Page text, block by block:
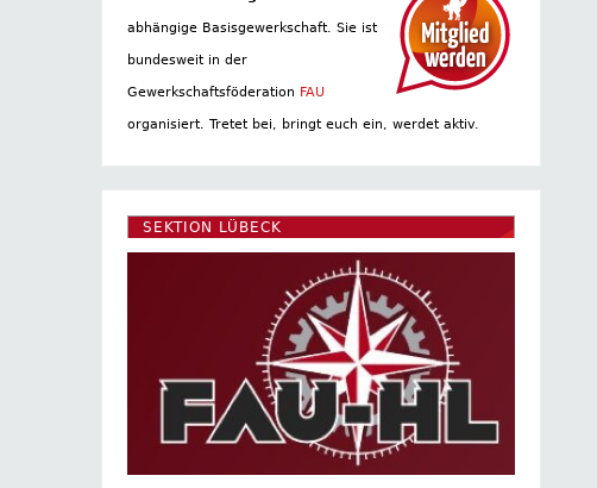
abhängige Basis­gewerkschaft. Sie ist
bundesweit in der
Gewerkschaftsföderation FAU
organisiert. Tretet bei, bringt euch ein, werdet aktiv.
SEKTION LÜBECK